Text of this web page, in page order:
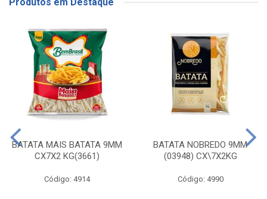
Produtos em Destaque
BATATA MAIS BATATA 9MM
CX7X2 KG(3661)
Código: 4914
BATATA NOBREDO 9MM
(03948) CX\7X2KG
Código: 4990